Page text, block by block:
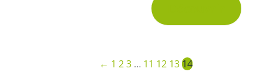
← 1 2 3 … 11 12 13 14